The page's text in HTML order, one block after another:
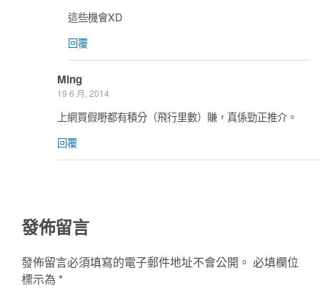
這些機會XD
回覆
Ming
19 6 月, 2014
上網買假嘢都有積分（飛行里數）賺，真係勁正推介。
回覆
發佈留言
發佈留言必須填寫的電子郵件地址不會公開。 必填欄位
標示為 *